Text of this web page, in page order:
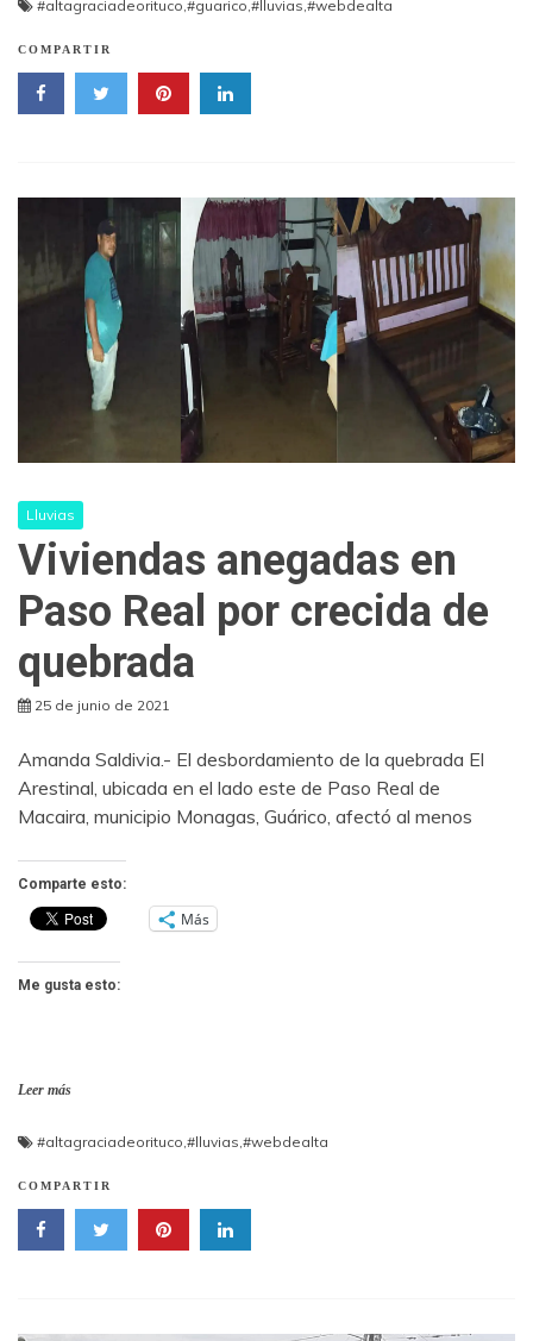
#altagraciadeorituco,#guarico,#lluvias,#webdealta
COMPARTIR
Lluvias
Viviendas anegadas en
Paso Real por crecida de
quebrada
25 de junio de 2021
Amanda Saldivia.- El desbordamiento de la quebrada El
Arestinal, ubicada en el lado este de Paso Real de
Macaira, municipio Monagas, Guárico, afectó al menos
Comparte esto:
Más
Me gusta esto:
Leer más
#altagraciadeorituco,#lluvias,#webdealta
COMPARTIR